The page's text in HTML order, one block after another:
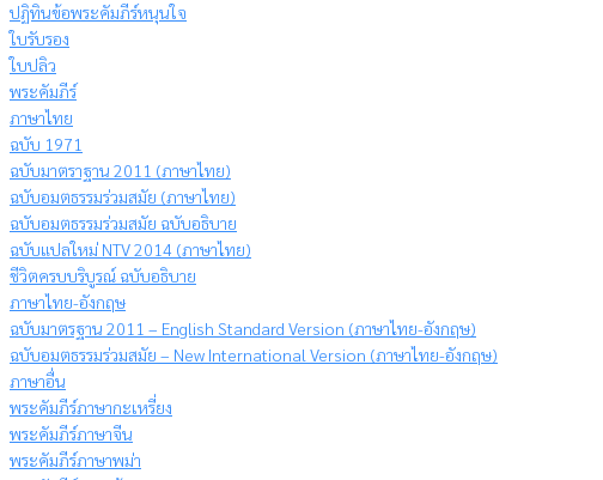
ปฏิทินข้อพระคัมภีร์หนุนใจ
ใบรับรอง
ใบปลิว
พระคัมภีร์
ภาษาไทย
ฉบับ 1971
ฉบับมาตราฐาน 2011 (ภาษาไทย)
ฉบับอมตธรรมร่วมสมัย (ภาษาไทย)
ฉบับอมตธรรมร่วมสมัย ฉบับอธิบาย
ฉบับแปลใหม่ NTV 2014 (ภาษาไทย)
ชีวิตครบบริบูรณ์ ฉบับอธิบาย
ภาษาไทย-อังกฤษ
ฉบับมาตรฐาน 2011 – English Standard Version (ภาษาไทย-อังกฤษ)
ฉบับอมตธรรมร่วมสมัย – New International Version (ภาษาไทย-อังกฤษ)
ภาษาอื่น
พระคัมภีร์ภาษากะเหรี่ยง
พระคัมภีร์ภาษาจีน
พระคัมภีร์ภาษาพม่า